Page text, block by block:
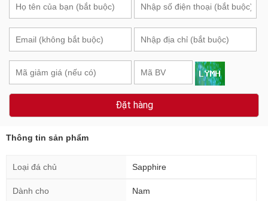
Đặt hàng
Thông tin sản phẩm
Loại đá chủ Sapphire
Dành cho Nam